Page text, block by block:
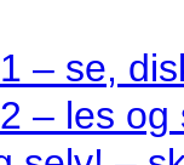
– se,
– les og